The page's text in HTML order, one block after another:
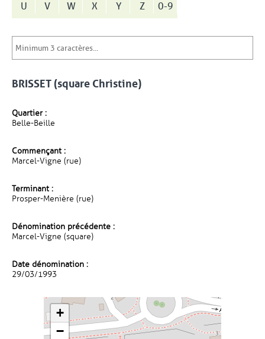
U
V W X Y Z 0-9
BRISSET (square Christine)
Quartier :
Belle-Beille
Commençant :
Marcel-Vigne (rue)
Terminant :
Prosper-Menière (rue)
Dénomination précédente :
Marcel-Vigne (square)
Date dénomination :
29/03/1993
+
−